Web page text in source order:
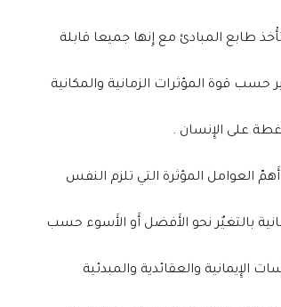
طابع المبادئ مع إِنها جميعا قابلة
حسب قوة المؤثرات الزمانية والمكانية
على الإِنسان .
العوامل المؤثرة التي تلزم النفس
بالتغيٌر نحو الأَفضل أَو الأَسوء حسب
الإِيمانية والعقائدية والمبدئية